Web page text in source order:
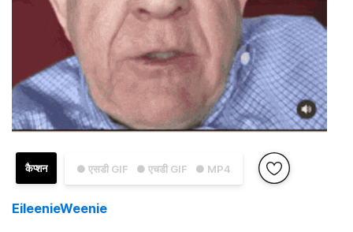
● एसडी GIF ● एचडी GIF ● MP4
कैप्शन
EileenieWeenie